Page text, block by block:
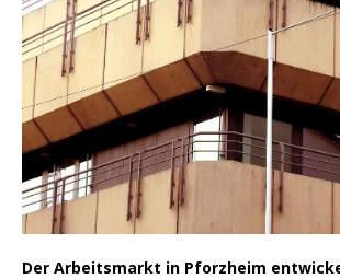
Der Arbeitsmarkt in Pforzheim